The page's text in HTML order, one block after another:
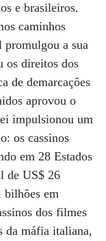
e brasileiros.
caminhos
promulgou a sua
os direitos dos
de demarcações
aprovou o
impulsionou um
os cassinos
em 28 Estados
de US$ 26
bilhões em
dos filmes
da máfia italiana,